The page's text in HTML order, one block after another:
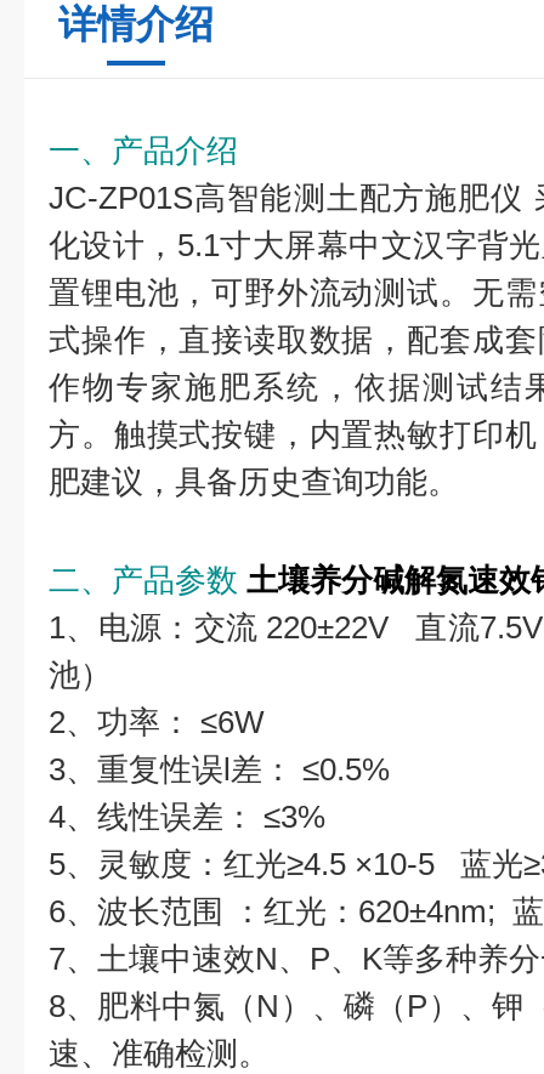
详情介绍
一、产品介绍
JC-ZP01S高智能测土配方施肥仪
化设计，5.1寸大屏幕中文汉字背
置锂电池，可野外流动测试。无
式操作，直接读取数据，配套成
作物专家施肥系统，依据测试结
方。触摸式按键，内置热敏打印
肥建议，具备历史查询功能。
二、产品参数 土壤养分碱解氮速效
1、电源：交流 220±22V 直流
池）
2、功率： ≤6W
3、重复性误l差： ≤0.5%
4、线性误差： ≤3%
5、灵敏度：红光≥4.5 ×10-5 蓝光
6、波长范围 ：红光：620±4nm;
7、土壤中速效N、P、K等多种养
8、肥料中氮（N）、磷（P）、钾
速、准确检测。